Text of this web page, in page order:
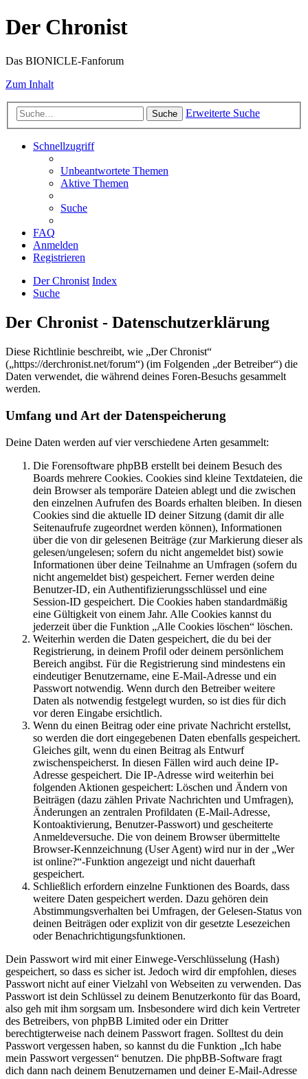
Der Chronist
Das BIONICLE-Fanforum
Zum Inhalt
Suche Erweiterte Suche
Schnellzugriff
Unbeantwortete Themen
Aktive Themen
Suche
FAQ
Anmelden
Registrieren
Der Chronist Index
Suche
Der Chronist - Datenschutzerklärung
Diese Richtlinie beschreibt, wie „Der Chronist“
(„https://derchronist.net/forum“) (im Folgenden „der Betreiber“) die
Daten verwendet, die während deines Foren-Besuchs gesammelt
werden.
Umfang und Art der Datenspeicherung
Deine Daten werden auf vier verschiedene Arten gesammelt:
Die Forensoftware phpBB erstellt bei deinem Besuch des
Boards mehrere Cookies. Cookies sind kleine Textdateien, die
dein Browser als temporäre Dateien ablegt und die zwischen
den einzelnen Aufrufen des Boards erhalten bleiben. In diesen
Cookies sind die aktuelle ID deiner Sitzung (damit dir alle
Seitenaufrufe zugeordnet werden können), Informationen
über die von dir gelesenen Beiträge (zur Markierung dieser als
gelesen/ungelesen; sofern du nicht angemeldet bist) sowie
Informationen über deine Teilnahme an Umfragen (sofern du
nicht angemeldet bist) gespeichert. Ferner werden deine
Benutzer-ID, ein Authentifizierungsschlüssel und eine
Session-ID gespeichert. Die Cookies haben standardmäßig
eine Gültigkeit von einem Jahr. Alle Cookies kannst du
jederzeit über die Funktion „Alle Cookies löschen“ löschen.
Weiterhin werden die Daten gespeichert, die du bei der
Registrierung, in deinem Profil oder deinem persönlichem
Bereich angibst. Für die Registrierung sind mindestens ein
eindeutiger Benutzername, eine E-Mail-Adresse und ein
Passwort notwendig. Wenn durch den Betreiber weitere
Daten als notwendig festgelegt wurden, so ist dies für dich
vor deren Eingabe ersichtlich.
Wenn du einen Beitrag oder eine private Nachricht erstellst,
so werden die dort eingegebenen Daten ebenfalls gespeichert.
Gleiches gilt, wenn du einen Beitrag als Entwurf
zwischenspeicherst. In diesen Fällen wird auch deine IP-
Adresse gespeichert. Die IP-Adresse wird weiterhin bei
folgenden Aktionen gespeichert: Löschen und Ändern von
Beiträgen (dazu zählen Private Nachrichten und Umfragen),
Änderungen an zentralen Profildaten (E-Mail-Adresse,
Kontoaktivierung, Benutzer-Passwort) und gescheiterte
Anmeldeversuche. Die von deinem Browser übermittelte
Browser-Kennzeichnung (User Agent) wird nur in der „Wer
ist online?“-Funktion angezeigt und nicht dauerhaft
gespeichert.
Schließlich erfordern einzelne Funktionen des Boards, dass
weitere Daten gespeichert werden. Dazu gehören dein
Abstimmungsverhalten bei Umfragen, der Gelesen-Status von
deinen Beiträgen oder explizit von dir gesetzte Lesezeichen
oder Benachrichtigungsfunktionen.
Dein Passwort wird mit einer Einwege-Verschlüsselung (Hash)
gespeichert, so dass es sicher ist. Jedoch wird dir empfohlen, dieses
Passwort nicht auf einer Vielzahl von Webseiten zu verwenden. Das
Passwort ist dein Schlüssel zu deinem Benutzerkonto für das Board,
also geh mit ihm sorgsam um. Insbesondere wird dich kein Vertreter
des Betreibers, von phpBB Limited oder ein Dritter
berechtigterweise nach deinem Passwort fragen. Solltest du dein
Passwort vergessen haben, so kannst du die Funktion „Ich habe
mein Passwort vergessen“ benutzen. Die phpBB-Software fragt
dich dann nach deinem Benutzernamen und deiner E-Mail-Adresse